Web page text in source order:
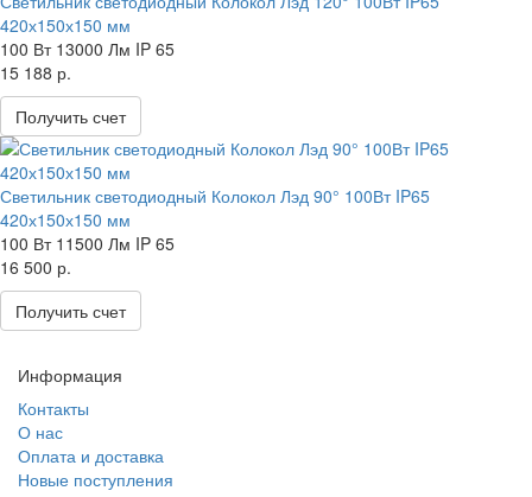
420х150х150 мм
100 Вт 13000 Лм IP 65
15 188 р.
Получить счет
Светильник светодиодный Колокол Лэд 90° 100Вт IP65
420х150х150 мм
100 Вт 11500 Лм IP 65
16 500 р.
Получить счет
Информация
Контакты
О нас
Оплата и доставка
Новые поступления